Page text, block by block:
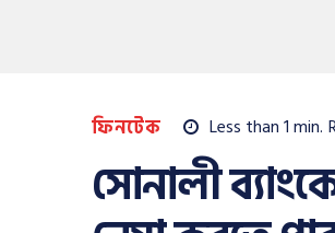
ফিনটেক Less than 1min.
সোনালী